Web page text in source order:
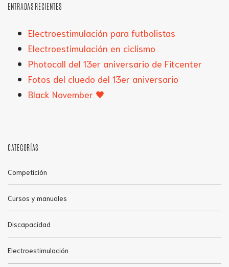
ENTRADAS RECIENTES
Electroestimulación para futbolistas
Electroestimulación en ciclismo
Photocall del 13er aniversario de Fitcenter
Fotos del cluedo del 13er aniversario
Black November 🖤
CATEGORÍAS
Competición
Cursos y manuales
Discapacidad
Electroestimulación